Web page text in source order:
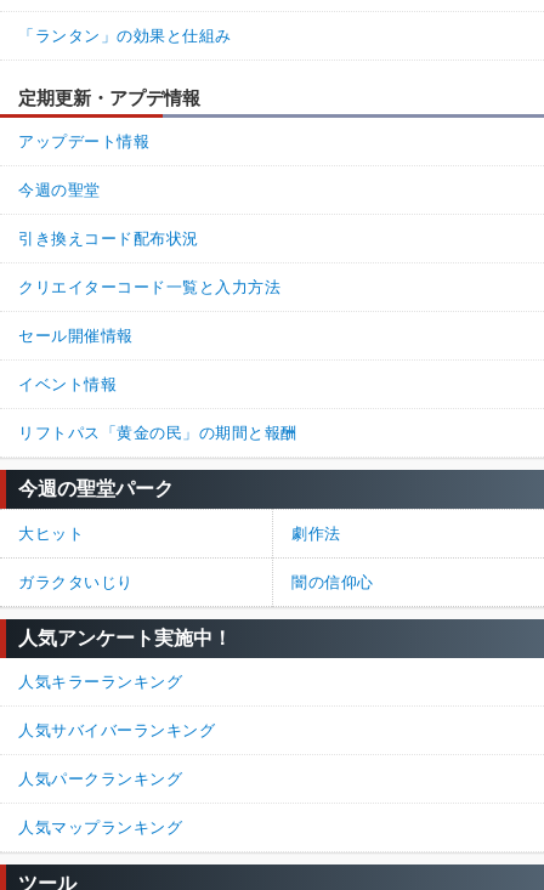
「ランタン」の効果と仕組み
定期更新・アプデ情報
アップデート情報
今週の聖堂
引き換えコード配布状況
クリエイターコード一覧と入力方法
セール開催情報
イベント情報
リフトパス「黄金の民」の期間と報酬
今週の聖堂パーク
大ヒット 劇作法
ガラクタいじり 闇の信仰心
人気アンケート実施中！
人気キラーランキング
人気サバイバーランキング
人気パークランキング
人気マップランキング
ツール